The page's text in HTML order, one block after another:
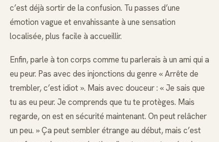
c’est déjà sortir de la confusion. Tu passes d’une
émotion vague et envahissante à une sensation
localisée, plus facile à accueillir.
Enfin, parle à ton corps comme tu parlerais à un ami qui a
eu peur. Pas avec des injonctions du genre « Arrête de
trembler, c’est idiot ». Mais avec douceur : « Je sais que
tu as eu peur. Je comprends que tu te protèges. Mais
regarde, on est en sécurité maintenant. On peut relâcher
un peu. » Ça peut sembler étrange au début, mais c’est